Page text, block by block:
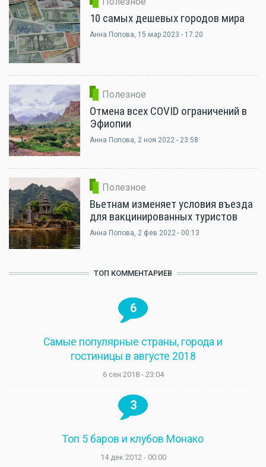
10 самых дешевых городов мира
Анна Попова, 15 мар 2023 - 17:20
Полезное
Отмена всех COVID ограничений в
Эфиопии
Анна Попова, 2 ноя 2022 - 23:58
Полезное
Вьетнам изменяет условия въезда
для вакцинированных туристов
Анна Попова, 2 фев 2022 - 00:13
ТОП КОММЕНТАРИЕВ
6
Самые популярные страны, города и
гостиницы в августе 2018
6 сен 2018 - 23:04
3
Топ 5 баров и клубов Монако
14 дек 2012 - 00:00